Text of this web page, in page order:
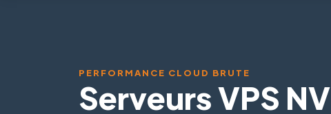
PERFORMANCE CLOUD BRUTE
Serveurs VPS